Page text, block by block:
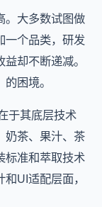
。大多数试图做
一个品类，研发
却不断递减。
困境。
于其底层技术
茶、果汁、茶
标准和萃取技术
UI适配层面，